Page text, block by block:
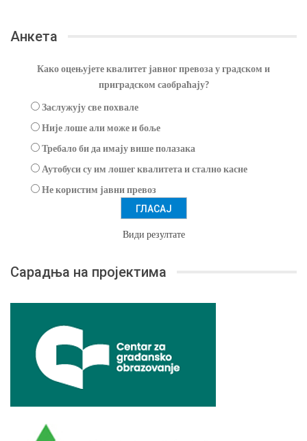
Анкета
Како оцењујете квалитет јавног превоза у градском и
приградском саобраћају?
Заслужују све похвале
Није лоше али може и боље
Требало би да имају више полазака
Аутобуси су им лошег квалитета и стално касне
Не користим јавни превоз
Види резултате
Сарадња на пројектима